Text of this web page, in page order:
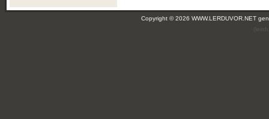
Copyright © 2026 WWW.LERDUVOR.NET